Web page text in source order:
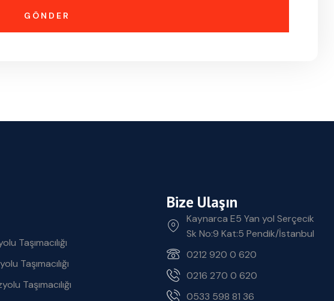
GÖNDER
Taşımacılığı
Taşımacılığı
Taşımacılığı
Bize Ulaşın
Kaynarca E5 Yan yol Serçecik
Sk No:9 Kat:5 Pendik/İstanbul
0212 920 0 620
0216 270 0 620
0533 598 81 36